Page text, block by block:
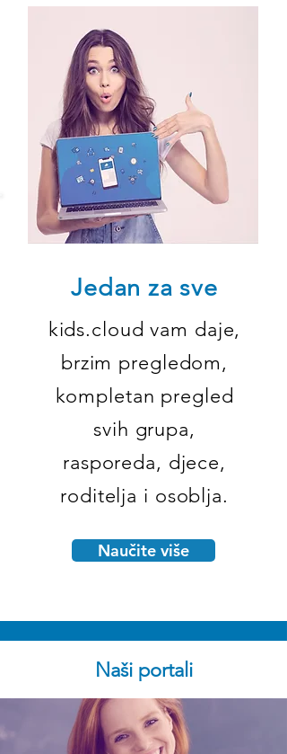
Jedan za sve
kids.cloud vam daje,
brzim pregledom,
kompletan pregled
svih grupa,
rasporeda, djece,
roditelja i osoblja.
Naučite više
Naši portali